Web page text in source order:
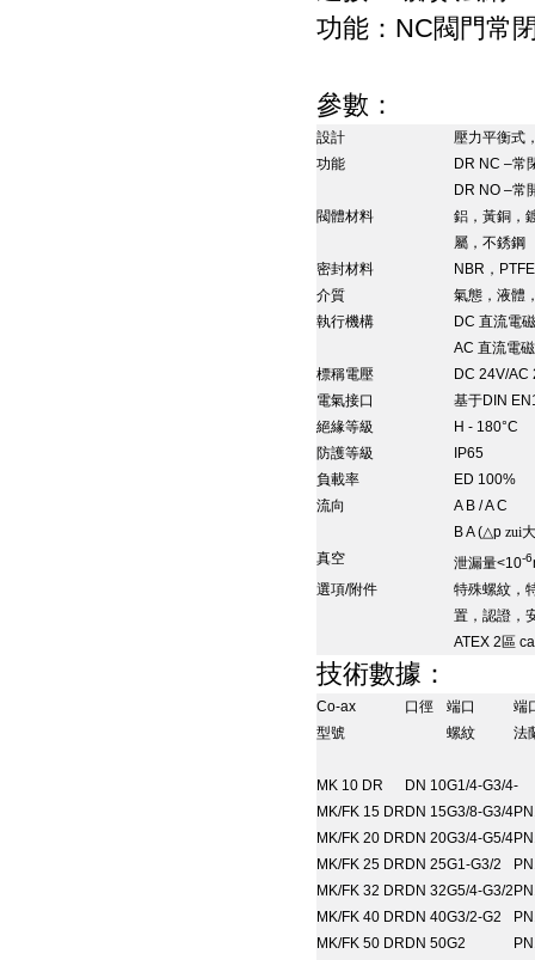
功能： NC閥門常
參數：
設計
壓力平衡式
功能
DR NC –常
DR NO –常
閥體材料
鋁，黃銅，
屬，不銹鋼
密封材料
NBR ， PTFE
介質
氣態，液體
執行機構
DC 直流電
AC 直流電
標稱電壓
DC 24V/AC
電氣接口
基于DIN
絕緣等級
H - 180°C
防護等級
IP65
負載率
ED 100%
流向
A B / A C
B A (△p zui大
真空
泄漏量<10-6
選項/附件
特殊螺紋，
置，認證，
ATEX 2 區
技術數據：
Co-ax
型號
口徑
端口
螺紋
端
法
MK 10 DR DN 10G1/4-G3/4-
MK/FK 15 DR DN 15G3/8-G3/4
MK/FK 20 DR DN 20G3/4-G5/4
MK/FK 25 DR DN 25G1-G3/2
MK/FK 32 DR DN 32G5/4-G3/2
MK/FK 40 DR DN 40G3/2-G2
MK/FK 50 DR DN 50G2